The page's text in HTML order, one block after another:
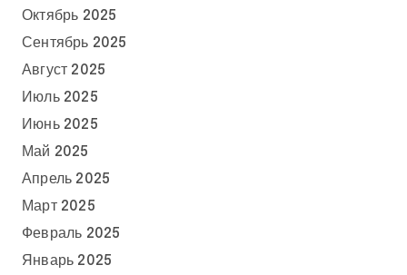
Октябрь 2025
Сентябрь 2025
Август 2025
Июль 2025
Июнь 2025
Май 2025
Апрель 2025
Март 2025
Февраль 2025
Январь 2025